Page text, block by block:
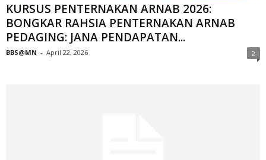
KURSUS PENTERNAKAN ARNAB 2026:
BONGKAR RAHSIA PENTERNAKAN ARNAB
PEDAGING: JANA PENDAPATAN...
BBS@MN - April 22, 2026 2